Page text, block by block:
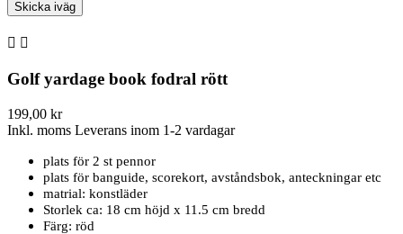
 
Golf yardage book fodral rött
199,00 kr
Inkl. moms Leverans inom 1-2 vardagar
plats för 2 st pennor
plats för banguide, scorekort, avståndsbok, anteckningar etc
matrial: konstläder
Storlek ca: 18 cm höjd x 11.5 cm bredd
Färg: röd